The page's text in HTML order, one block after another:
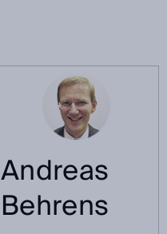
Andreas
Behrens